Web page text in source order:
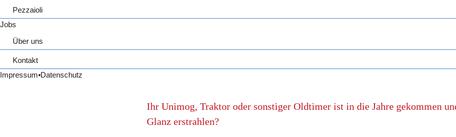
Traktor
Raupe
LKW
Pezzaioli
Pezzaioli Fahrzeuge
Fahrzeugübersicht
Jobs
Über uns
Chronik
Unser Team
Kontakt
Anfahrt
Impressum⦁Datenschutz
Ihr Unimog, Traktor oder sonstiger Oldtimer ist in die Jahre gekommen
Glanz erstrahlen?